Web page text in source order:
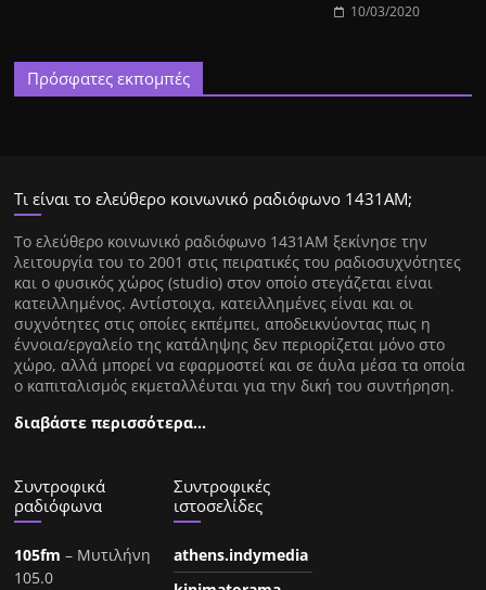
10/03/2020
Πρόσφατες εκπομπές
Τι είναι το ελεύθερο κοινωνικό ραδιόφωνο 1431ΑΜ;
Tο ελεύθερο κοινωνικό ραδιόφωνο 1431AM ξεκίνησε την
λειτουργία του το 2001 στις πειρατικές του ραδιοσυχνότητες
και ο φυσικός χώρος (studio) στον οποίο στεγάζεται είναι
κατειλλημένος. Αντίστοιχα, κατειλλημένες είναι και οι
συχνότητες στις οποίες εκπέμπει, αποδεικνύοντας πως η
έννοια/εργαλείο της κατάληψης δεν περιορίζεται μόνο στο
χώρο, αλλά μπορεί να εφαρμοστεί και σε άυλα μέσα τα οποία
ο καπιταλισμός εκμεταλλέυται για την δική του συντήρηση.
διαβάστε περισσότερα…
Συντροφικά
ραδιόφωνα
105fm – Μυτιλήνη
105.0
Συντροφικές
ιστοσελίδες
athens.indymedia